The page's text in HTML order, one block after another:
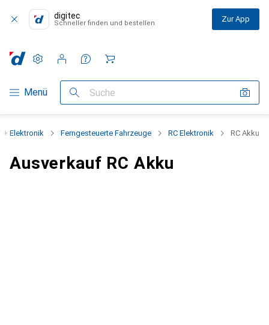
digitec
Schneller finden und bestellen Zur App
Navigation nach Kategorien
Menü Suche
Einstellungen
Kundenkonto
Vergleichslisten
Merklisten
Warenkorb
+ Elektronik Ferngesteuerte Fahrzeuge RC Elektronik RC Akku
Ausverkauf RC Akku